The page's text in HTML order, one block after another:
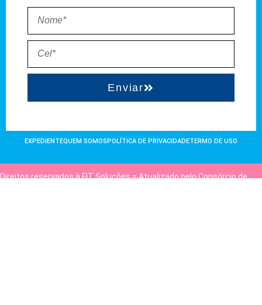
Enviar
EXPEDIENTEQUEM SOMOSPOLÍTICA DE PRIVACIDADETERMO DE USO
Direitos reservados à FIT Soluções = Atualizado pelo Consórcio de